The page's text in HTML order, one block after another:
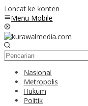
Loncat ke konten
Menu Mobile
Nasional
Metropolis
Hukum
Politik